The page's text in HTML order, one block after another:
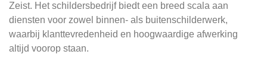
Zeist. Het schildersbedrijf biedt een breed scala aan
diensten voor zowel binnen- als buitenschilderwerk,
waarbij klanttevredenheid en hoogwaardige afwerking
altijd voorop staan.